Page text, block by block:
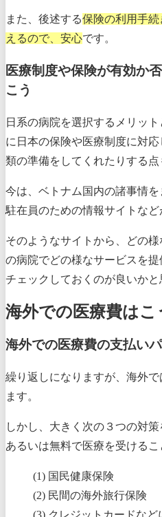
また、後述する保険の利用手
えるので、安心です。
医療制度や保険が有効か
こう
日系の病院を選択するメリッ
に日本の保険や医療制度に対
類の準備をしてくれたりする点
今は、ベトナム国内の諸事情を
駐在員のための情報サイトなど
そのようなサイトから、どの
の病院でどの様なサービスを
チェックしておくのが良いかと
海外での医療費はこ
海外での医療費の支払い
繰り返しになりますが、海外
ます。
しかし、大きく次の３つの対
あるいは無料で医療を受けるこ
国民健康保険
民間の海外旅行保険
クレジットカードな